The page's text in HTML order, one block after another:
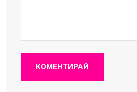
КОМЕНТИРАЙ